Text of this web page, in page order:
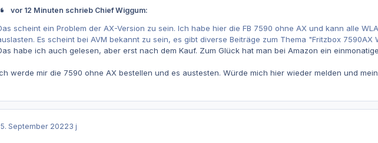
vor 12 Minuten schrieb Chief Wiggum:
scheint ein Problem der AX-Version zu sein. Ich habe hier die FB 7590 ohne AX und kann alle
Es scheint bei AVM bekannt zu sein, es gibt diverse Beiträge zum Thema "Fritzbox 7590AX
habe ich auch gelesen, aber erst nach dem Kauf. Zum Glück hat man bei Amazon ein
werde mir die 7590 ohne AX bestellen und es austesten. Würde mich hier wieder melden und
September 20223 j